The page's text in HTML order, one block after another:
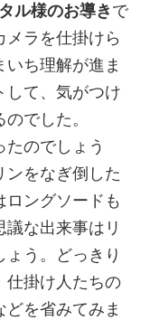
タル様のお導き で
メラを仕掛けら
ち理解が進ま
して、気がつけ
でした。
のでしょう
ンをなぎ倒した
ロングソードも
な出来事はリ
う。どっきり
仕掛け人たちの
を省みてみま